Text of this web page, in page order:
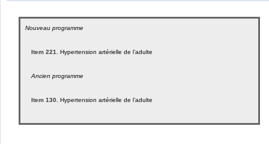
Nouveau programme
Item 221. Hypertension artérielle de l’adulte
Ancien programme
Item 130. Hypertension artérielle de l’adulte